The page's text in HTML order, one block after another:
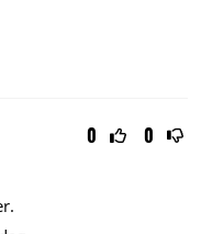
0 0